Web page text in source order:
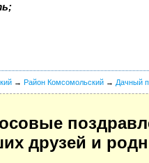
→ Район Комсомольский → Дачный
друзей и